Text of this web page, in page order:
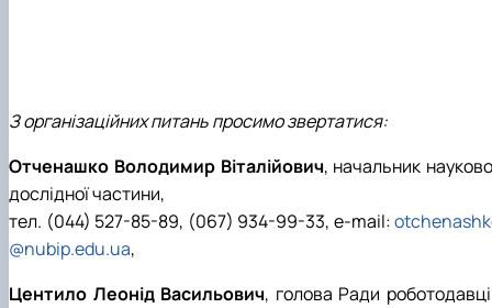
З організаційних питань просимо звертатися:
Отченашко Володимир Віталійович, начальник
дослідної частини,
тел. (044) 527-85-89, (067) 934-99-33, e-mail:
@nubip.edu.ua,
Центило Леонід Васильович, голова Ради